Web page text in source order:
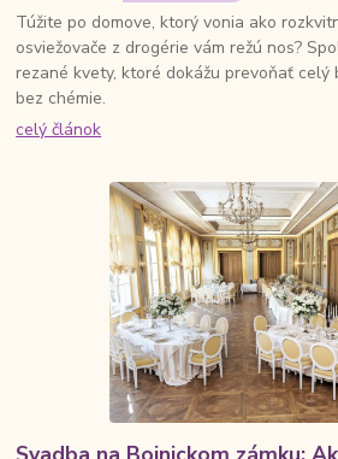
Túžite po domove, ktorý vonia ako
osviežovače z drogérie vám režú nos?
rezané kvety, ktoré dokážu prevoňať
bez chémie.
celý článok